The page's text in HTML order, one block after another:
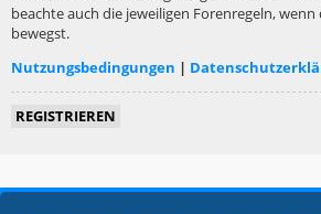
beachte auch die jeweiligen Forenregeln,
bewegst.
Nutzungsbedingungen |
REGISTRIEREN